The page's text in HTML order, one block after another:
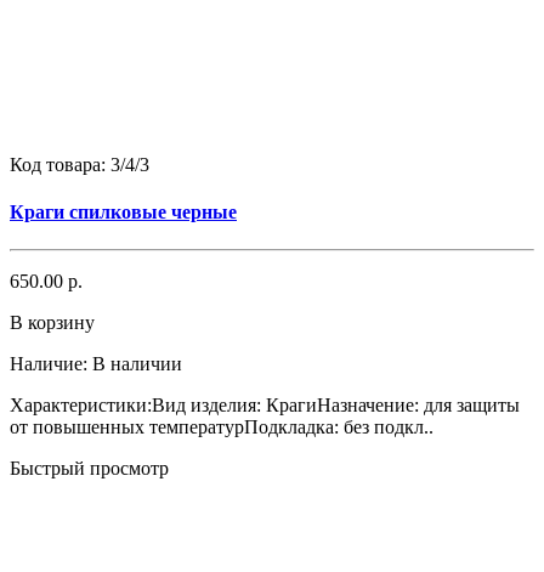
Код товара: 3/4/3
Краги спилковые черные
650.00 р.
В корзину
Наличие: В наличии
Характеристики:Вид изделия: КрагиНазначение: для защиты
от повышенных температурПодкладка: без подкл..
Быстрый просмотр